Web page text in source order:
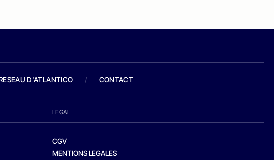
D'ATLANTICO / CONTACT
LEGAL
CGV
MENTIONS LEGALES